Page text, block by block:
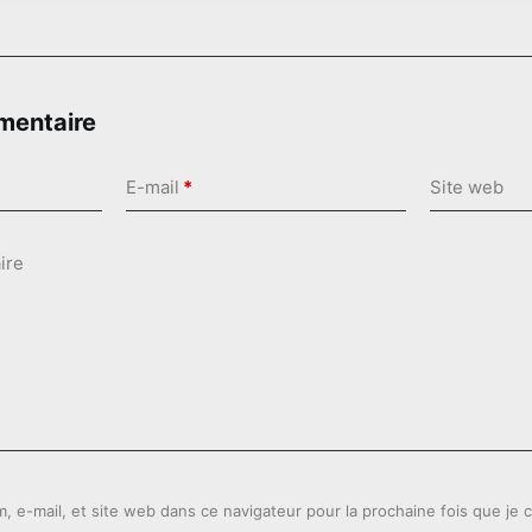
E-mail * Site web
e-mail, et site web dans ce navigateur pour la prochaine fois que je